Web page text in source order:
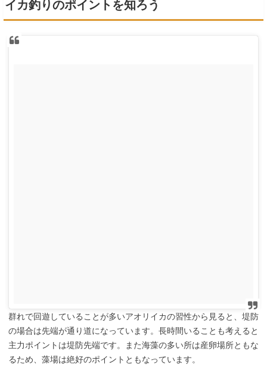
イカ釣りのポイントを知ろう
群れで回遊していることが多いアオリイカの習性から見ると、堤防
の場合は先端が通り道になっています。長時間いることも考えると
主力ポイントは堤防先端です。また海藻の多い所は産卵場所ともな
るため、藻場は絶好のポイントともなっています。